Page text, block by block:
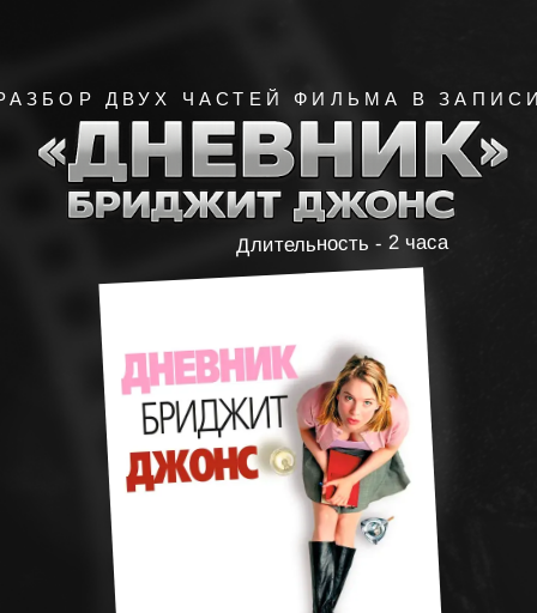
Посмотрим сцены и разберем
тревогу в отношениях, рост и
падение значимости, динамику и
Доступ сразу после покупки
Длительность - 2 часа